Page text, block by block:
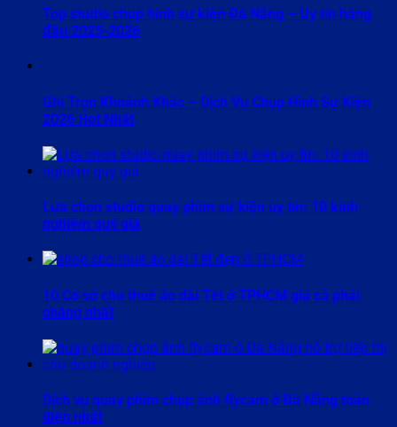
Top studio chụp hình sự kiện Đà Nẵng – Uy tín hàng
đầu 2025-2026
Ghi Trọn Khoảnh Khắc – Dịch Vụ Chụp Hình Sự Kiện
2026 Hot Nhất
Lựa chọn studio quay phim sự kiện uy tín: 10 kinh
nghiệm quý giá
10 Cơ sở cho thuê áo dài Tết ở TPHCM giá cả phải
chăng nhất
Dịch vụ quay phim chụp ảnh flycam ở Đà Nẵng toàn
diện nhất